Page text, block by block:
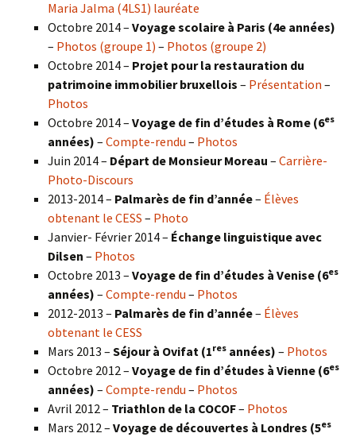
Maria Jalma (4LS1) lauréate
Octobre 2014 – Voyage scolaire à Paris (4e années)
– Photos (groupe 1) – Photos (groupe 2)
Octobre 2014 – Projet pour la restauration du
patrimoine immobilier bruxellois – Présentation –
Photos
Octobre 2014 – Voyage de fin d’études à Rome (6es
années) – Compte-rendu – Photos
Juin 2014 – Départ de Monsieur Moreau – Carrière-
Photo-Discours
2013-2014 – Palmarès de fin d’année– Élèves
obtenant le CESS – Photo
Janvier- Février 2014 – Échange linguistique avec
Dilsen – Photos
Octobre 2013 – Voyage de fin d’études à Venise (6es
années) – Compte-rendu – Photos
2012-2013 – Palmarès de fin d’année– Élèves
obtenant le CESS
Mars 2013 – Séjour à Ovifat (1res années) – Photos
Octobre 2012 – Voyage de fin d’études à Vienne (6es
années) – Compte-rendu – Photos
Avril 2012 – Triathlon de la COCOF– Photos
Mars 2012 – Voyage de découvertes à Londres (5es